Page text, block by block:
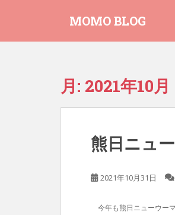
MOMO BLOG
月: 2021年10月
熊日ニュ
2021年10月31日
今年も熊日ニューウー